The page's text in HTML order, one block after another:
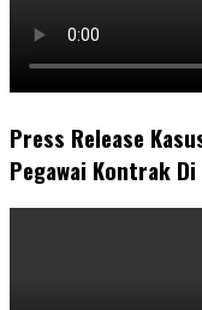
Press Release
Pegawai Kontrak